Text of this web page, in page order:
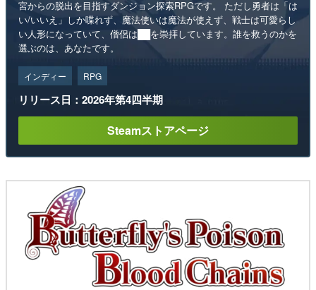
宮からの脱出を目指すダンジョン探索RPGです。 ただし勇者は「は
い/いいえ」しか喋れず、魔法使いは魔法が使えず、戦士は可愛らし
い人形になっていて、僧侶は██を崇拝しています。誰を救うのかを
選ぶのは、あなたです。
インディー RPG
リリース日：2026年第4四半期
Steamストアページ